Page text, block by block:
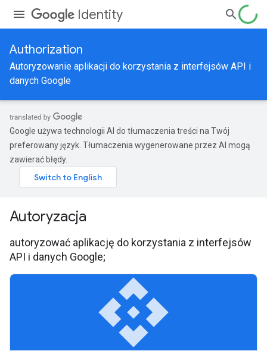
Identity
Authorization
Autoryzowanie aplikacji do korzystania z interfejsów API i
danych Google
Google używa technologii AI do tłumaczenia treści na Twój
preferowany język. Tłumaczenia wygenerowane przez AI mogą
zawierać błędy.
Autoryzacja
autoryzować aplikację do korzystania z interfejsów
API i danych Google;
api